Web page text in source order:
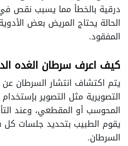
درقية بالخطأ مما يسبب نقص
الحالة يحتاج المريض بعض
المفقود.
كيف اعرف سرطان الغده
يتم اكتشاف انتشار السرطان
التصويرية مثل التصوير
المحوسب أو المقطعي، وعند
يقوم الطبيب بتحديد جلسات كل
السرطان.